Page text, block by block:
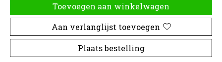
Toevoegen aan winkelwagen
Aan verlanglijst toevoegen
Plaats bestelling